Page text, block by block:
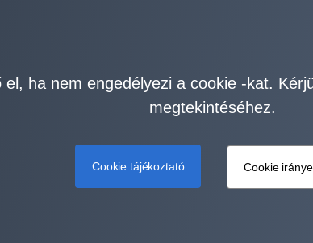
ha nem engedélyezi a cookie -kat.
megtekintéséhez.
Cookie tájékoztató Cookie